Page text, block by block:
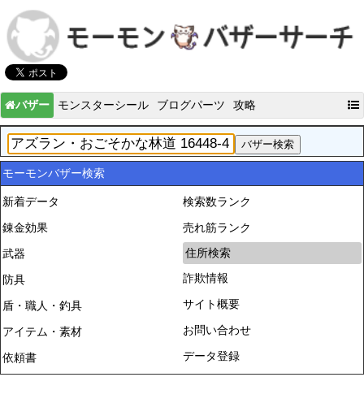
バザー モンスターシール ブログパーツ 攻略
モーモンバザー検索
新着データ
錬金効果
武器
防具
盾・職人・釣具
アイテム・素材
依頼書
検索数ランク
売れ筋ランク
住所検索
詐欺情報
サイト概要
お問い合わせ
データ登録